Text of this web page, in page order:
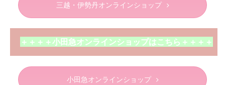
三越・伊勢丹オンラインショップ
＋＋＋＋小田急オンラインショップはこちら＋＋＋＋
小田急オンラインショップ